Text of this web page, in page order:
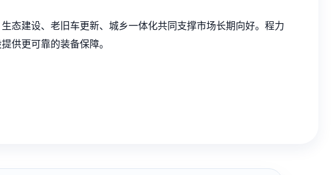
态建设、老旧车更新、城乡一体化共同支撑市场长期向好。程力
供更可靠的装备保障。